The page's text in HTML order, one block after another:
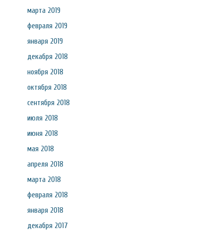
марта 2019
февраля 2019
января 2019
декабря 2018
ноября 2018
октября 2018
сентября 2018
июля 2018
июня 2018
мая 2018
апреля 2018
марта 2018
февраля 2018
января 2018
декабря 2017